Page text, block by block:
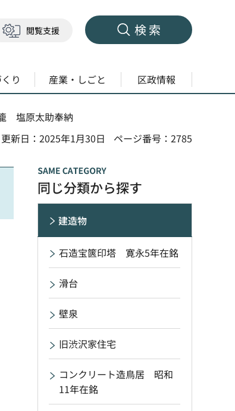
閲覧支援 検索
り 産業・しごと 区政情報
塩原太助奉納
更新日：2025年1月30日
ページ番号：2785
同じ分類から探す
建造物
石造宝篋印塔 寛永5年在銘
滑台
壁泉
旧渋沢家住宅
コンクリート造鳥居 昭和
11年在銘